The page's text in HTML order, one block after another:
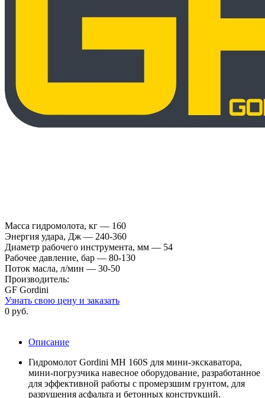
Масса гидромолота, кг — 160
Энергия удара, Дж — 240-360
Диаметр рабочего инструмента, мм — 54
Рабочее давление, бар — 80-130
Поток масла, л/мин — 30-50
Производитель:
GF Gordini
Узнать свою цену и заказать
0 руб.
Описание
Гидромолот Gordini MH 160S для мини-экскаватора,
мини-погрузчика навесное оборудование, разработанное
для эффективной работы с промерзшим грунтом, для
разрушения асфальта и бетонных конструкций.